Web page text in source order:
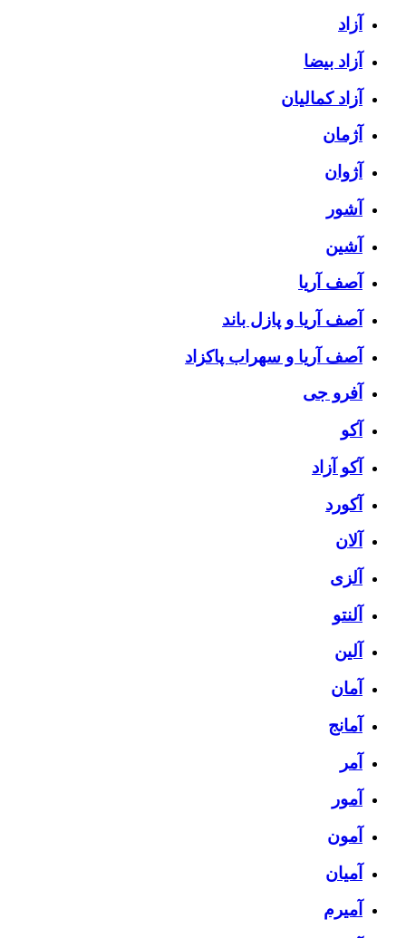
آزاد
آزاد بیضا
آزاد کمالیان
آژمان
آژوان
آشور
آشین
آصف آریا
آصف آریا و پازل باند
آصف آریا و سهراب پاکزاد
آفرو جی
آکو
آکو آزاد
آکورد
آلان
آلزی
آلنتو
آلین
آمان
آمانج
آمر
آمور
آمون
آمیان
آمیرم